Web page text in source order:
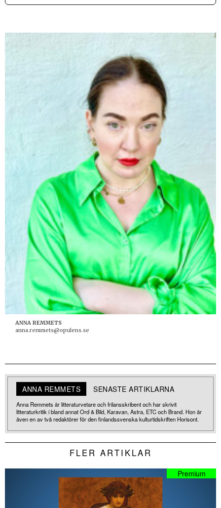
ANNA REMMETS
anna.remmets@opulens.se
ANNA REMMETS SENASTE ARTIKLARNA
Anna Remmets är litteraturvetare och frilansskribent och har skrivit
litteraturkritik i bland annat Ord & Bild, Karavan, Astra, ETC och Brand. Hon är
även en av två redaktörer för den finlandssvenska kulturtidskriften Horisont.
FLER ARTIKLAR